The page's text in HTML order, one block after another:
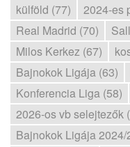
külföld (77)
2024-es
Real Madrid (70)
Milos Kerkez (67)
Bajnokok Ligája (63)
Konferencia Liga (58)
2026-os vb selejtezők
Bajnokok Ligája 2024/